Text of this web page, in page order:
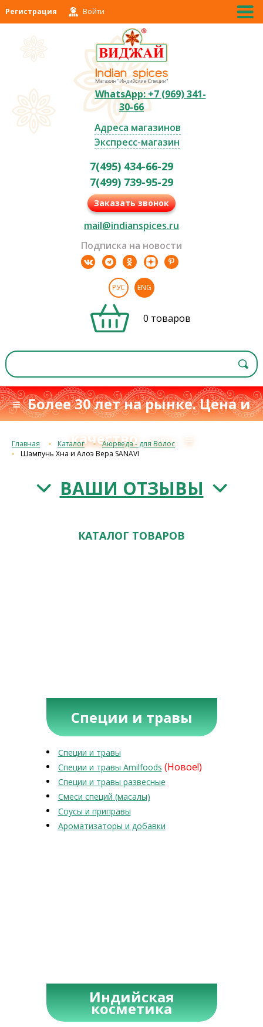
Регистрация Войти
WhatsApp: +7 (969) 341-
30-66
Адреса магазинов
Экспресс-магазин
7(495) 434-66-29
7(499) 739-95-29
Заказать звонок
mail@indianspices.ru
Подписка на новости
РУС ENG
0 товаров
≡ Более 30 лет на рынке. Цена и
качествос 1993 г. ≡
Главная Каталог
Аюрведа - для Волос
Шампунь Хна и Алоэ Вера SANAVI
ВАШИ ОТЗЫВЫ
КАТАЛОГ ТОВАРОВ
Специи и травы
Специи и травы
Специи и травы Amilfoods (Новое!)
Специи и травы развесные
Смеси специй (масалы)
Соусы и приправы
Ароматизаторы и добавки
Индийская
косметика